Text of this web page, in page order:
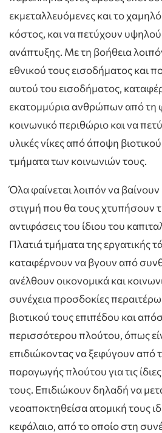
εκμεταλλευόμενες και το
κόστος, και να πετύχουν
ανάπτυξης. Με τη βοήθεια
εθνικού τους εισοδήματος και
αυτού του εισοδήματος,
εκατομμύρια ανθρώπων από τη
κοινωνικό περιθώριο και να
υλικές νίκες από άποψη
τμήματα των κοινωνιών τους.
Όλα φαίνεται λοιπόν να
στιγμή που θα τους χτυπήσουν
αντιφάσεις του ίδιου του
Πλατιά τμήματα της εργατικής
καταφέρνουν να βγουν από
ανέλθουν οικονομικά και
συνέχεια προσδοκίες
βιοτικού τους επιπέδου και
περισσότερου πλούτου, όπως
επιδιώκοντας να ξεφύγουν από
παραγωγής πλούτου για τις
τους. Επιδιώκουν δηλαδή να
νεοαποκτηθείσα ατομική τους
κεφάλαιο, από το οποίο στη